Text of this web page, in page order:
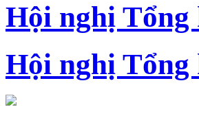
Hội nghị Tổng
Hội nghị Tổng